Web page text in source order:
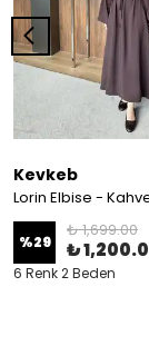
Kevkeb
Lorin Elbise -
%29
₺ 1,699.00
₺
6 Renk 2 Beden